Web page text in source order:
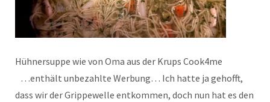
Hühnersuppe wie von Oma aus der Krups Cook4me
…enthält unbezahlte Werbung… Ich hatte ja gehofft,
dass wir der Grippewelle entkommen, doch nun hat es den